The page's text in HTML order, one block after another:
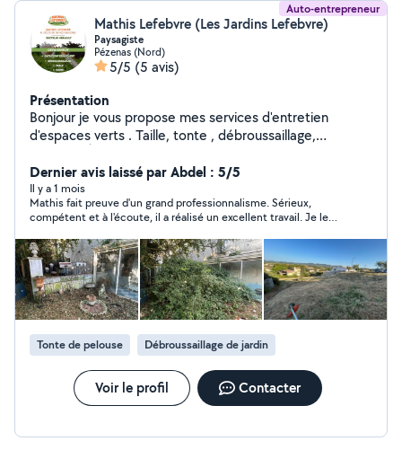
Auto-entrepreneur
Mathis Lefebvre (Les Jardins Lefebvre)
Paysagiste
Pézenas (Nord)
5/5 (5 avis)
Présentation
Bonjour je vous propose mes services d'entretien
d'espaces verts . Taille, tonte , débroussaillage,
Devis gratuit !
Dernier avis laissé par Abdel : 5/5
Il y a 1 mois
Mathis fait preuve d'un grand professionnalisme. Sérieux,
compétent et à l'écoute, il a réalisé un excellent travail. Je le
Tonte de pelouse Débroussaillage de jardin
Voir le profil Contacter